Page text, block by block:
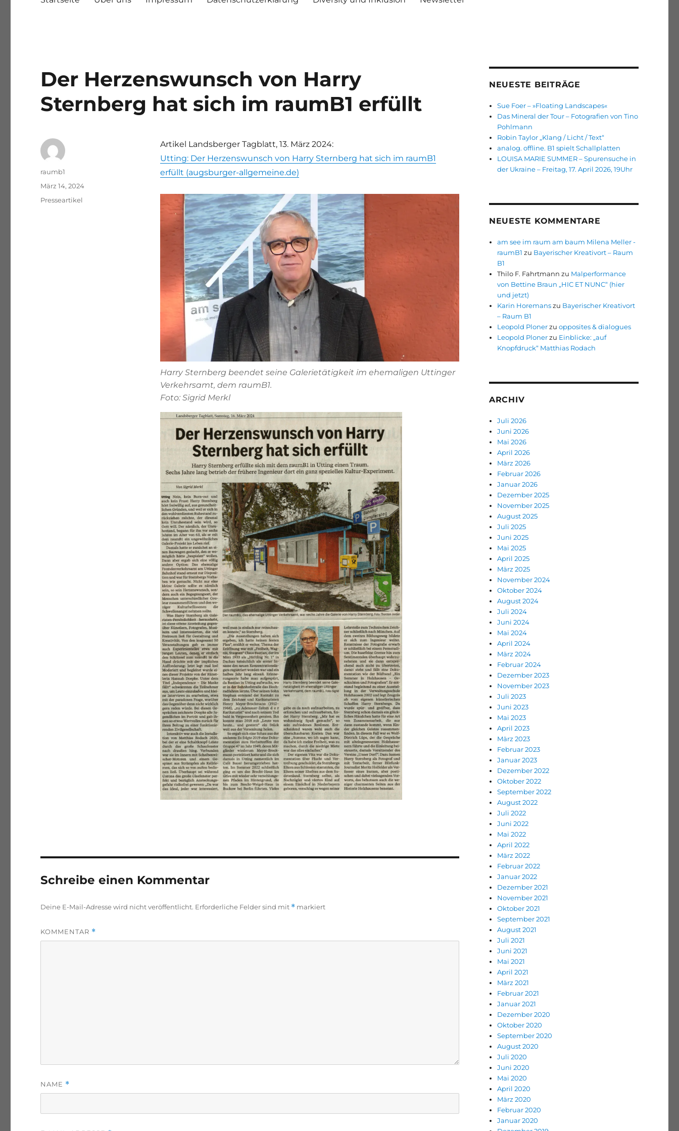
Der Herzenswunsch von Harry
Sternberg hat sich im raumB1 erfüllt
Artikel Landsberger Tagblatt, 13. März 2024:
Utting: Der Herzenswunsch von Harry Sternberg hat sich im raumB1
erfüllt (augsburger-allgemeine.de)
Harry Sternberg beendet seine Galerietätigkeit im ehemaligen Uttinger
Verkehrsamt, dem raumB1.
Foto: Sigrid Merkl
Autor
raumb1
Veröffentlicht
März 14, 2024
Kategorien
Presseartikel
Schreibe einen Kommentar
Deine E-Mail-Adresse wird nicht veröffentlicht. Erforderliche Felder sind mit * markiert
KOMMENTAR *
NAME *
NEUESTE BEITRÄGE
Sue Foer – »Floating Landscapes«
Das Mineral der Tour – Fotografien von Tino
Pohlmann
Robin Taylor „Klang / Licht / Text“
analog. offline. B1 spielt Schallplatten
LOUISA MARIE SUMMER – Spurensuche in
der Ukraine – Freitag, 17. April 2026, 19Uhr
NEUESTE KOMMENTARE
am see im raum am baum Milena Meller -
raumB1 zu Bayerischer Kreativort – Raum
B1
Thilo F. Fahrtmann zu Malperformance
von Bettine Braun „HIC ET NUNC“ (hier
und jetzt)
Karin Horemanszu Bayerischer Kreativort
– Raum B1
Leopold Plonerzuopposites & dialogues
Leopold Plonerzu Einblicke: „auf
Knopfdruck“ Matthias Rodach
ARCHIV
Juli 2026
Juni 2026
Mai 2026
April 2026
März 2026
Februar 2026
Januar 2026
Dezember 2025
November 2025
August 2025
Juli 2025
Juni 2025
Mai 2025
April 2025
März 2025
November 2024
Oktober 2024
August 2024
Juli 2024
Juni 2024
Mai 2024
April 2024
März 2024
Februar 2024
Dezember 2023
November 2023
Juli 2023
Juni 2023
Mai 2023
April 2023
März 2023
Februar 2023
Januar 2023
Dezember 2022
Oktober 2022
September 2022
August 2022
Juli 2022
Juni 2022
Mai 2022
April 2022
März 2022
Februar 2022
Januar 2022
Dezember 2021
November 2021
Oktober 2021
September 2021
August 2021
Juli 2021
Juni 2021
Mai 2021
April 2021
März 2021
Februar 2021
Januar 2021
Dezember 2020
Oktober 2020
September 2020
August 2020
Juli 2020
Juni 2020
Mai 2020
April 2020
März 2020
Februar 2020
Januar 2020